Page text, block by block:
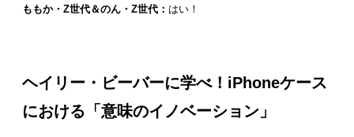
ももか・Z世代＆のん・Z世代： はい！
ヘイリー・ビーバーに学べ！iPhoneケース
における「意味のイノベーション」